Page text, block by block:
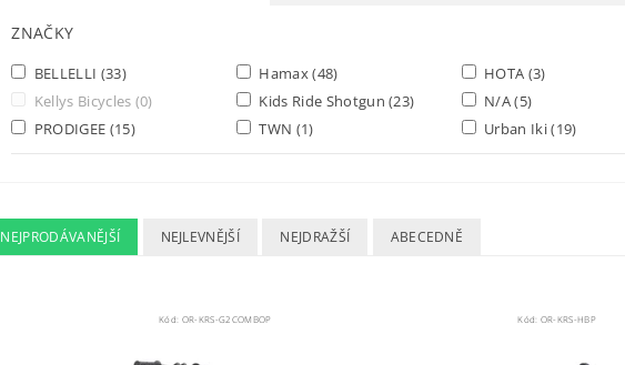
ZNAČKY
BELLELLI (33) Hamax(48) HOTA (3)
Kellys Bicycles (0) Kids Ride Shotgun(23) N/A(5)
PRODIGEE (15) TWN (1) Urban Iki(19)
NEJPRODÁVANĚJŠÍ NEJLEVNĚJŠÍ NEJDRAŽŠÍ ABECEDNĚ
Kód: OR-KRS-G2COMBOP Kód: OR-KRS-HBP